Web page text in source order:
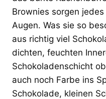
Brownies sorgen
Augen. Was sie so
aus richtig viel
dichten, feuchten
Schokoladenschicht
auch noch Farbe ins
Schokolade, kleinen